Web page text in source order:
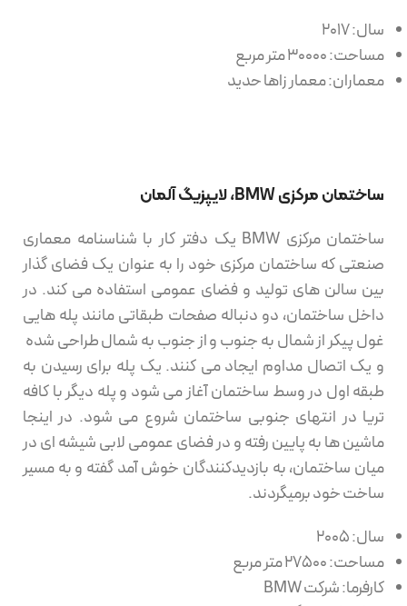
سال: 2017
مساحت: 30000 متر مربع
معماران: معمار زاها حدید
ساختمان مرکزی BMW، لایپزیگ آلمان
ساختمان مرکزی BMW یک دفتر کار با شناسنامه معماری
صنعتی که ساختمان مرکزی خود را به عنوان یک فضای گذار
بین سالن های تولید و فضای عمومی استفاده می کند. در
داخل ساختمان، دو دنباله صفحات طبقاتی مانند پله هایی
غول پیکر از شمال به جنوب و از جنوب به شمال طراحی شده
و یک اتصال مداوم ایجاد می کنند. یک پله برای رسیدن به
طبقه اول در وسط ساختمان آغاز می شود و پله دیگر با کافه
تریا در انتهای جنوبی ساختمان شروع می شود. در اینجا
ماشین ها به پایین رفته و در فضای عمومی لابی شیشه ای در
میان ساختمان، به بازدیدکنندگان خوش آمد گفته و به مسیر
ساخت خود برمیگردند.
سال: 2005
مساحت: 27500 متر مربع
کارفرما: شرکت BMW